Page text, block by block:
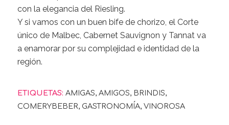
con la elegancia del Riesling.
Y si vamos con un buen bife de chorizo, el Corte
único de Malbec, Cabernet Sauvignon y Tannat va
a enamorar por su complejidad e identidad de la
región.
ETIQUETAS: AMIGAS, AMIGOS, BRINDIS,
COMERYBEBER, GASTRONOMÍA, VINOROSA